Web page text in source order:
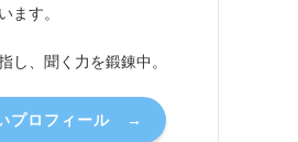
ます。
し、聞く力を鍛錬中。
プロフィール →